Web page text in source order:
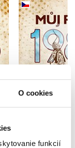
O cookies
funkcií
Můj rok
Kateřina